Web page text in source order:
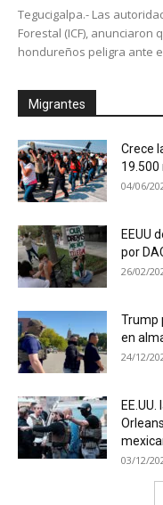
Tegucigalpa.- Las
Forestal (ICF),
hondureños peligra ante
Migrantes
Crece
19.500
04/06/
EEUU
por
26/02/
Trump
en
24/12/
03/12/